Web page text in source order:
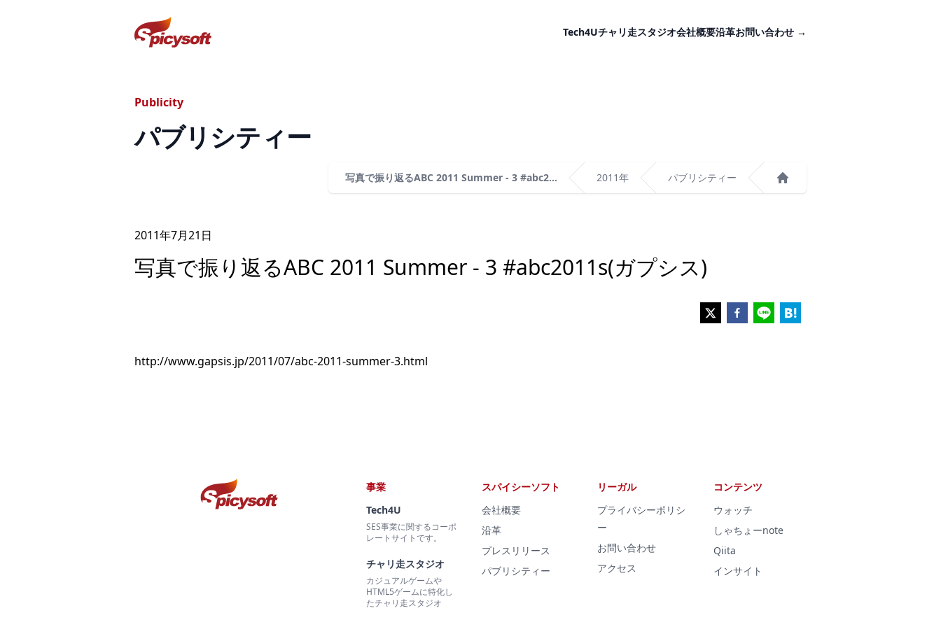
スパイシーソフト株式会社 Tech4Uチャリ走スタジオ会社概要沿革お問い合わせ →
Publicity
パブリシティー
写真で振り返るABC 2011 Summer - 3 #abc2... 2011年 パブリシティー
2011年7月21 日
写真で振り返るABC 2011 Summer - 3 #abc2011s(ガプシス)
http://www.gapsis.jp/2011/07/abc-2011-summer-3.html
事業
Tech4U
SES事業に関するコーポ
レートサイトです。
チャリ走スタジオ
カジュアルゲームや
HTML5ゲームに特化し
たチャリ走スタジオ
スパイシーソフト
会社概要
沿革
プレスリリース
パブリシティー
リーガル
プライバシーポリシ
ー
お問い合わせ
アクセス
コンテンツ
ウォッチ
しゃちょーnote
Qiita
インサイト